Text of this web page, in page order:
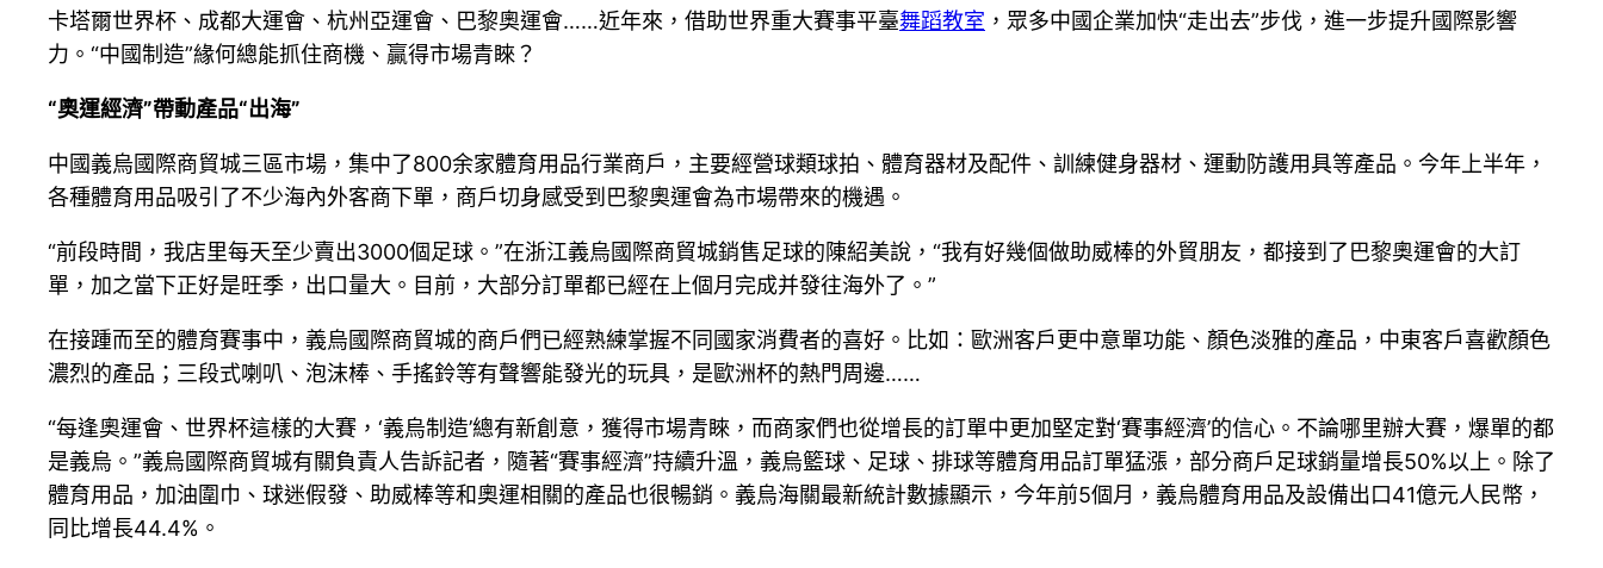
卡塔爾世界杯、成都大運會、杭州亞運會、巴黎奧運會……近年來，借助世界重大賽事平臺舞蹈教室 ，眾多中國企業加快“走出去”步伐，進一步提升國際影響
力。“中國制造”緣何總能抓住商機、贏得市場青睞？
“奧運經濟”帶動產品“出海”
中國義烏國際商貿城三區市場，集中了800余家體育用品行業商戶，主要經營球類球拍、體育器材及配件、訓練健身器材、運動防護用具等產品。今年上半年，
各種體育用品吸引了不少海內外客商下單，商戶切身感受到巴黎奧運會為市場帶來的機遇。
“前段時間，我店里每天至少賣出3000個足球。”在浙江義烏國際商貿城銷售足球的陳紹美說，“我有好幾個做助威棒的外貿朋友，都接到了巴黎奧運會的大訂
單，加之當下正好是旺季，出口量大。目前，大部分訂單都已經在上個月完成并發往海外了。”
在接踵而至的體育賽事中，義烏國際商貿城的商戶們已經熟練掌握不同國家消費者的喜好。比如：歐洲客戶更中意單功能、顏色淡雅的產品，中東客戶喜歡顏色
濃烈的產品；三段式喇叭、泡沫棒、手搖鈴等有聲響能發光的玩具，是歐洲杯的熱門周邊……
“每逢奧運會、世界杯這樣的大賽，‘義烏制造’總有新創意，獲得市場青睞，而商家們也從增長的訂單中更加堅定對‘賽事經濟’的信心。不論哪里辦大賽，爆單的都
是義烏。”義烏國際商貿城有關負責人告訴記者，隨著“賽事經濟”持續升溫，義烏籃球、足球、排球等體育用品訂單猛漲，部分商戶足球銷量增長50%以上。除了
體育用品，加油圍巾、球迷假發、助威棒等和奧運相關的產品也很暢銷。義烏海關最新統計數據顯示，今年前5個月，義烏體育用品及設備出口41億元人民幣，
同比增長44.4%。